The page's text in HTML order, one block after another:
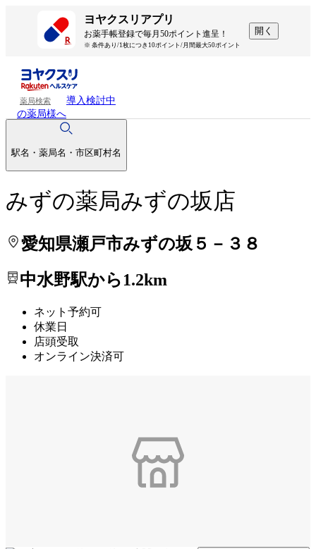
ヨヤクスリアプリ
お薬手帳登録で毎月50ポイント進呈！
※ 条件あり/1枚につき10ポイント/月間最大50ポイント
開く
薬局検索
導入検討中
の薬局様へ
駅名・薬局名・市区町村名
みずの薬局みずの坂店
愛知県瀬戸市みずの坂５－３８
中水野駅から1.2km
ネット予約可
休業日
店頭受取
オンライン決済可
処方せんを送って待ち時間を短く！
処方せんを送って待ち時間を短く！